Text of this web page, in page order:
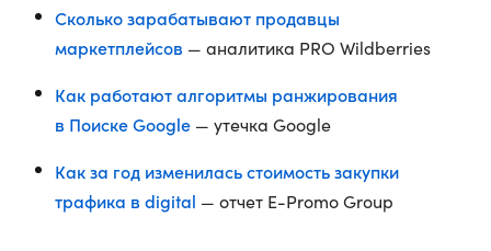
Сколько зарабатывают продавцы
маркетплейсов — аналитика PRO Wildberries
Как работают алгоритмы ранжирования
в Поиске Google — утечка Google
Как за год изменилась стоимость закупки
трафика в digital — отчет E-Promo Group